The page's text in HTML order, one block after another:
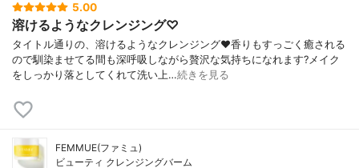
5.00
溶けるようなクレンジング♡
タイトル通りの、溶けるようなクレンジング❤️香りもすっごく癒される
ので馴染ませてる間も深呼吸しながら贅沢な気持ちになれます?メイク
をしっかり落としてくれて洗い上…続きを見る
FEMMUE(ファミュ)
ビューティ クレンジングバーム